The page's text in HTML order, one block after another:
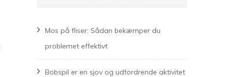
Mos på fliser: Sådan bekæmper du
problemet effektivt
Bobspil er en sjov og udfordrende aktivitet